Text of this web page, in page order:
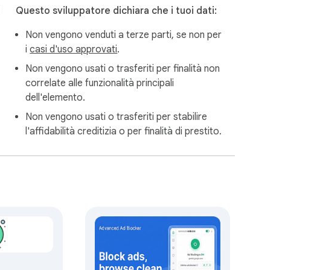
Questo sviluppatore dichiara che i tuoi dati:
Non vengono venduti a terze parti, se non per
icasi d'uso approvati.
Non vengono usati o trasferiti per finalità non
correlate alle funzionalità principali
dell'elemento.
Non vengono usati o trasferiti per stabilire
l'affidabilità creditizia o per finalità di prestito.